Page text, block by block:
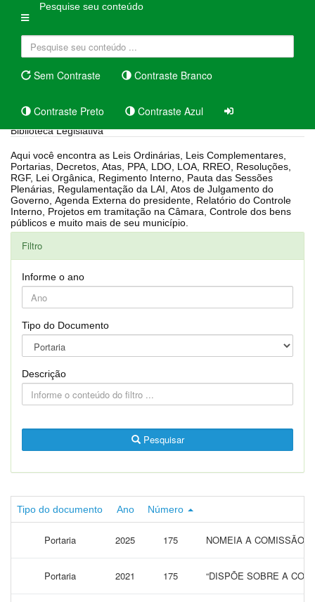
Pesquise seu conteúdo
Sem Contraste Contraste Branco
Contraste Preto Contraste Azul
Biblioteca Legislativa
Aqui você encontra as Leis Ordinárias, Leis Complementares,
Portarias, Decretos, Atas, PPA, LDO, LOA, RREO, Resoluções,
RGF, Lei Orgânica, Regimento Interno, Pauta das Sessões
Plenárias, Regulamentação da LAI, Atos de Julgamento do
Governo, Agenda Externa do presidente, Relatório do Controle
Interno, Projetos em tramitação na Câmara, Controle dos bens
públicos e muito mais de seu município.
Filtro
Informe o ano
Tipo do Documento
Descrição
Pesquisar
Tipo do documento Ano Número
Portaria 2025 175 NOMEIA A COMISSÃO
Portaria 2021 175 “DISPÕE SOBRE A